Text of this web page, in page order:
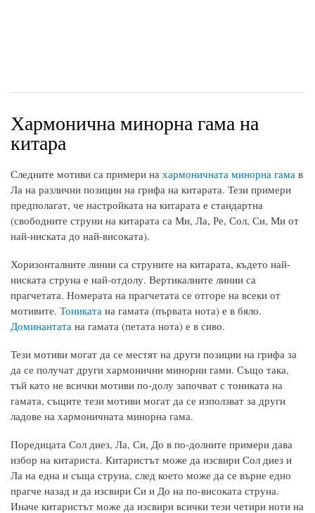
Хармонична минорна гама на
китара
Следните мотиви са примери на хармоничната минорна гама в
Ла на различни позиции на грифа на китарата. Тези примери
предполагат, че настройката на китарата е стандартна
(свободните струни на китарата са Ми, Ла, Ре, Сол, Си, Ми от
най-ниската до най-високата).
Хоризонталните линии са струните на китарата, където най-
ниската струна е най-отдолу. Вертикалните линии са
прагчетата. Номерата на прагчетата се отгоре на всеки от
мотивите. Тониката на гамата (първата нота) е в бяло.
Доминантата на гамата (петата нота) е в сиво.
Тези мотиви могат да се местят на други позиции на грифа за
да се получат други хармонични минорни гами. Също така,
тъй като не всички мотиви по-долу започват с тониката на
гамата, същите тези мотиви могат да се използват за други
ладове на хармоничната минорна гама.
Поредицата Сол диез, Ла, Си, До в по-долните примери дава
избор на китариста. Китаристът може да изсвири Сол диез и
Ла на една и съща струна, след което може да се върне едно
прагче назад и да изсвири Си и До на по-високата струна.
Иначе китаристът може да изсвири всички тези четири ноти на